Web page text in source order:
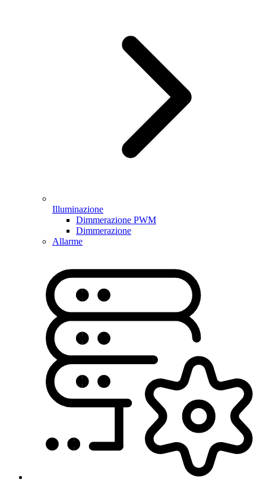
Illuminazione
Dimmerazione PWM
Dimmerazione
Allarme